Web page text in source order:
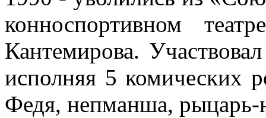
конноспортивном
Кантемирова.
исполняя 5 комических
Федя, непманша, рыцарь-